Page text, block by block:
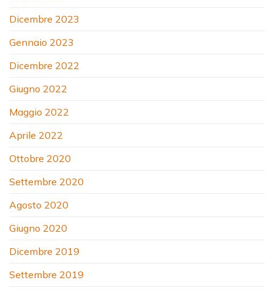
Dicembre 2023
Gennaio 2023
Dicembre 2022
Giugno 2022
Maggio 2022
Aprile 2022
Ottobre 2020
Settembre 2020
Agosto 2020
Giugno 2020
Dicembre 2019
Settembre 2019